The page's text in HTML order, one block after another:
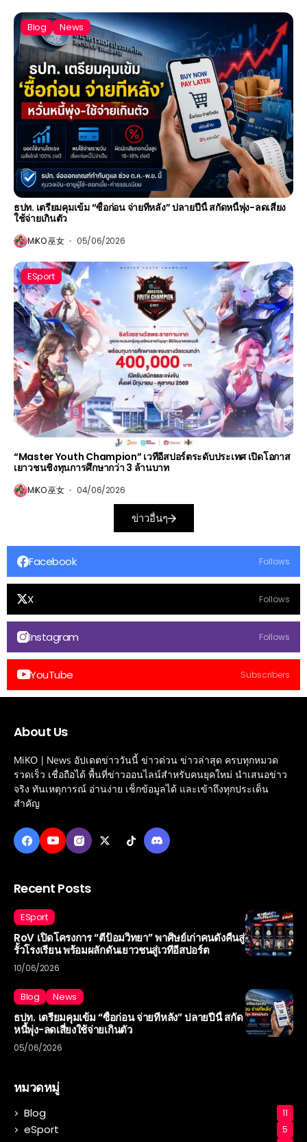
Blog News
ธปท. เตรียมคุมเข้ม “ซื้อก่อน จ่ายทีหลัง” ปลายปีนี้ สกัดหนี้พุ่ง-ลดเสี่ยง
ใช้จ่ายเกินตัว
MiKO 巫女 05/06/2026
ESport
“Master Youth Champion” เวทีอีสปอร์ตระดับประเทศ เปิดโอกาส
เยาวชนชิงทุนการศึกษากว่า 3 ล้านบาท
MiKO 巫女 04/06/2026
ข่าวอื่นๆ
Facebook Follows
X Follows
Instagram Follows
YouTube Subscribers
About Us
MiKO | News อัปเดตข่าววันนี้ ข่าวด่วน ข่าวล่าสุด ครบทุกหมวด
รวดเร็ว เชื่อถือได้ พื้นที่ข่าวออนไลน์สำหรับคนยุคใหม่ นำเสนอข่าว
จริง ทันเหตุการณ์ อ่านง่าย เช็กข้อมูลได้ และเข้าถึงทุกประเด็น
สำคัญ
Recent Posts
ESport
RoV เปิดโครงการ “ตีป้อมวิทยา” พาศิษย์เก่าคนดังคืนสู่
รั้วโรงเรียน พร้อมผลักดันเยาวชนสู่เวทีอีสปอร์ต
10/06/2026
Blog News
ธปท. เตรียมคุมเข้ม “ซื้อก่อน จ่ายทีหลัง” ปลายปีนี้ สกัด
หนี้พุ่ง-ลดเสี่ยงใช้จ่ายเกินตัว
05/06/2026
หมวดหมู่
Blog 11
eSport 5